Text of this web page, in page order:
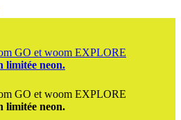
GO et woom EXPLORE
limitée neon.
GO et woom EXPLORE
limitée neon.